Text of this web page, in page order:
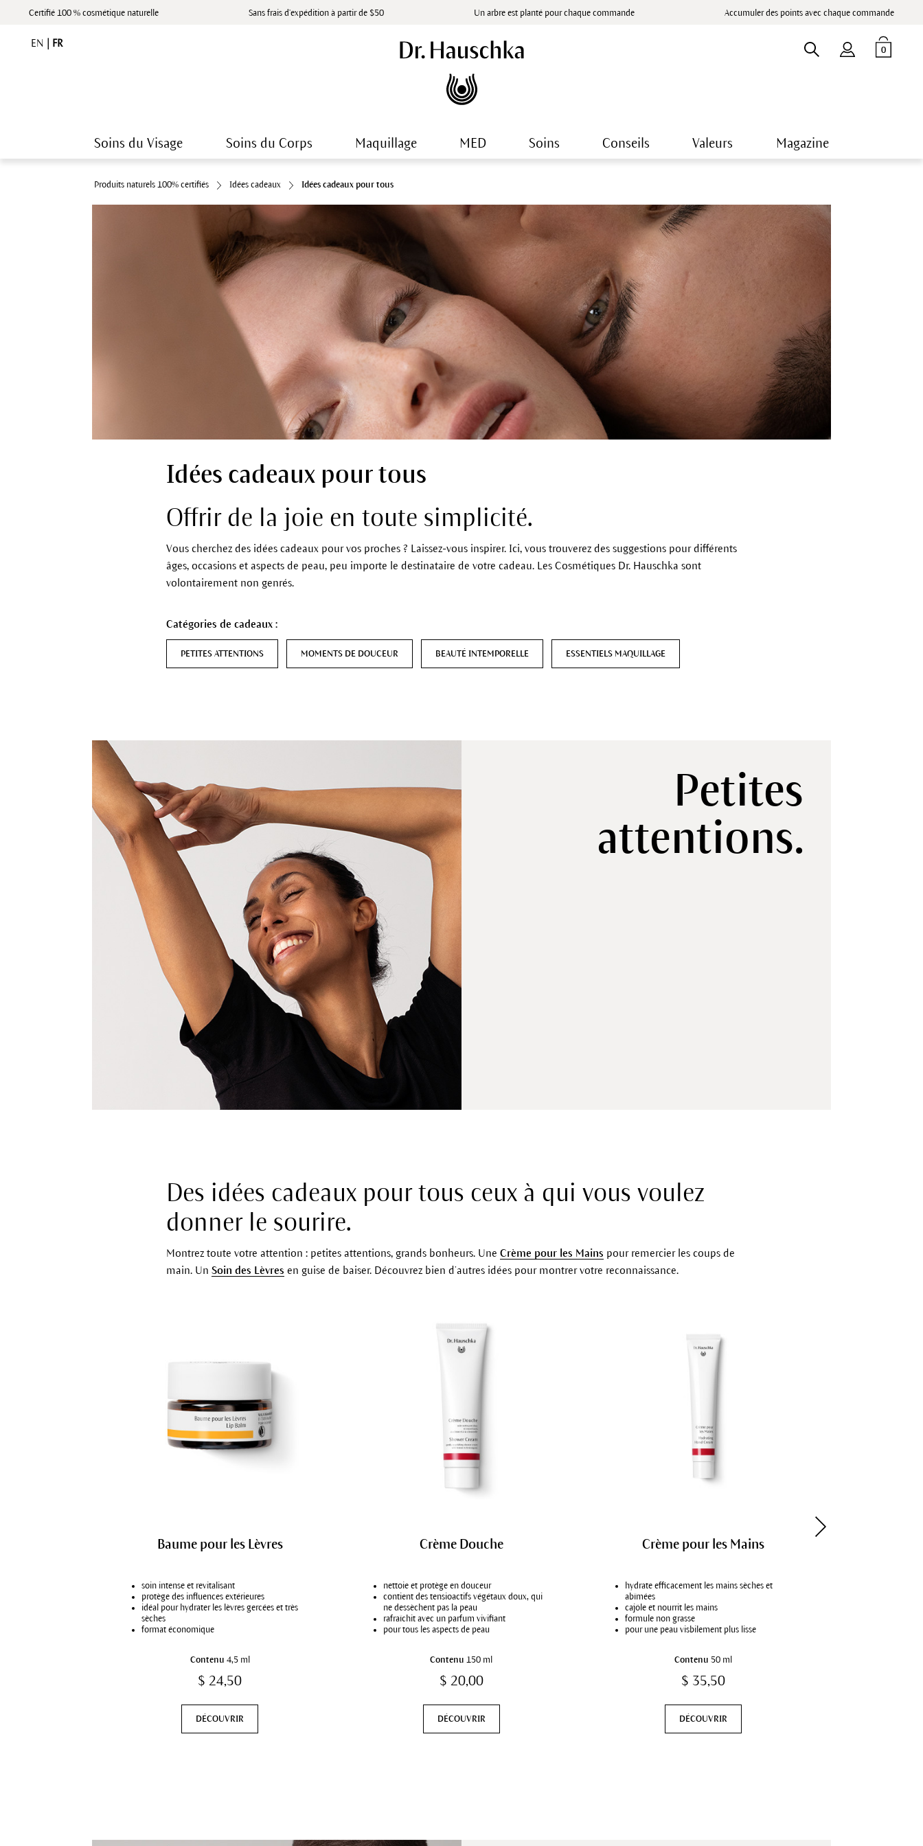
Certifié 100 % cosmétique naturelle Sans frais d’expédition à partir de $50 Un arbre est planté pour chaque commande Accumuler des points avec chaque commande
EN FR
0
Soins du Visage Soins du Corps Maquillage MED Soins Conseils Valeurs Magazine
Produits naturels 100% certifiés Idées cadeaux Idées cadeaux pour tous
Idées cadeaux pour tous
Offrir de la joie en toute simplicité.
Vous cherchez des idées cadeaux pour vos proches ? Laissez-vous inspirer. Ici, vous trouverez des suggestions pour différents
âges, occasions et aspects de peau, peu importe le destinataire de votre cadeau. Les Cosmétiques Dr. Hauschka sont
volontairement non genrés.
Catégories de cadeaux :
PETITES ATTENTIONS MOMENTS DE DOUCEUR BEAUTÉ INTEMPORELLE ESSENTIELS MAQUILLAGE
Petites
attentions.
Des idées cadeaux pour tous ceux à qui vous voulez
donner le sourire.
Montrez toute votre attention : petites attentions, grands bonheurs. Une Crème pour les Mains pour remercier les coups de
main. Un Soin des Lèvres en guise de baiser. Découvrez bien d’autres idées pour montrer votre reconnaissance.
Baume pour les Lèvres
soin intense et revitalisant
protège des influences extérieures
idéal pour hydrater les lèvres gercées et très
sèches
format économique
Contenu 4,5 ml
$ 24,50
DÉCOUVRIR
Crème Douche
nettoie et protège en douceur
contient des tensioactifs végétaux doux, qui
ne dessèchent pas la peau
rafraîchit avec un parfum vivifiant
pour tous les aspects de peau
Contenu 150 ml
$ 20,00
DÉCOUVRIR
Crème pour les Mains
hydrate efficacement les mains sèches et
abîmées
cajôle et nourrit les mains
formule non grasse
pour une peau visbilement plus lisse
Contenu 50 ml
$ 35,50
DÉCOUVRIR